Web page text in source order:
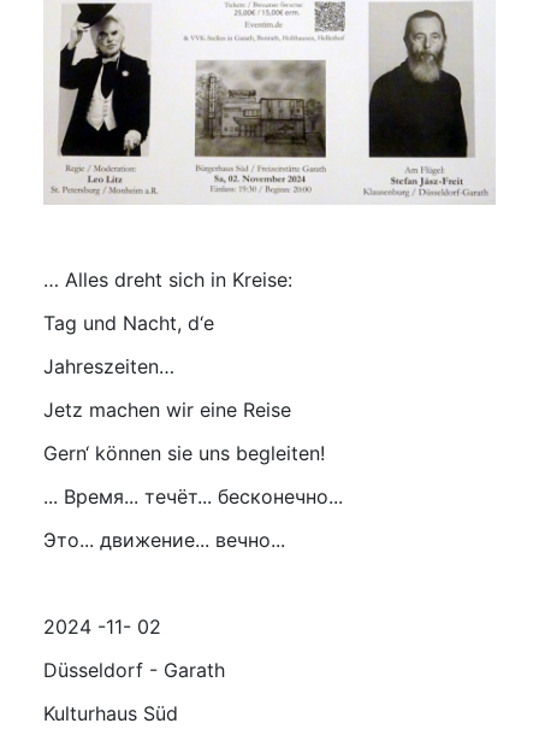
… Alles dreht sich in Kreise:
Tag und Nacht, d‘e
Jahreszeiten…
Jetz machen wir eine Reise
Gern‘ können sie uns begleiten!
... Время... течёт... бесконечно...
Это... движение... вечно...
2024 -11- 02
Düsseldorf - Garath
Kulturhaus Süd